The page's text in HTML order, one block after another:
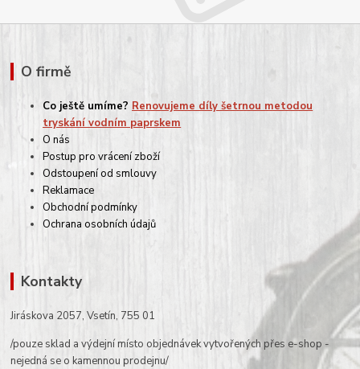
O firmě
Co ještě umíme? Renovujeme díly šetrnou metodou
tryskání vodním paprskem
O nás
Postup pro vrácení zboží
Odstoupení od smlouvy
Reklamace
Obchodní podmínky
Ochrana osobních údajů
Kontakty
Jiráskova 2057, Vsetín, 755 01
/pouze sklad a výdejní místo objednávek vytvořených přes e-shop -
nejedná se o kamennou prodejnu/